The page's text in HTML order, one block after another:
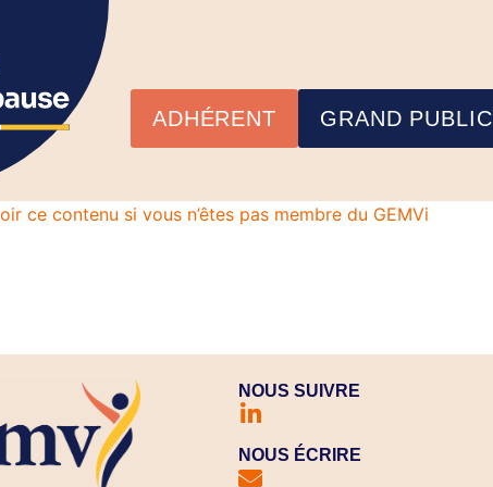
ADHÉRENT GRAND PUBLIC
ce contenu si vous n’êtes pas membre du GEMVi
NOUS SUIVRE
NOUS ÉCRIRE